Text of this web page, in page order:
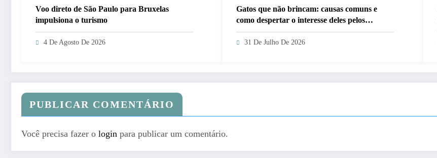
Voo direto de São Paulo para Bruxelas
impulsiona o turismo
4 De Agosto De 2026
Gatos que não brincam: causas comuns e
como despertar o interesse deles pelos
brinquedos
31 De Julho De 2026
PUBLICAR COMENTÁRIO
Você precisa fazer o login para publicar um comentário.